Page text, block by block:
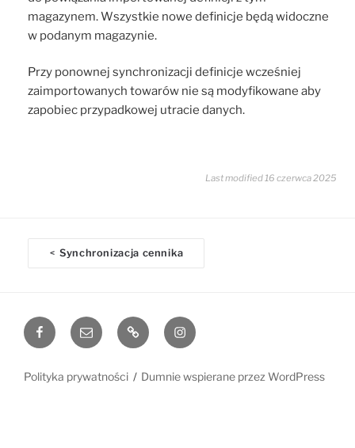
magazynem. Wszystkie nowe definicje będą widoczne
w podanym magazynie.
Przy ponownej synchronizacji definicje wcześniej
zaimportowanych towarów nie są modyfikowane aby
zapobiec przypadkowej utracie danych.
Last modified 16 czerwca 2025
o
a
v
g
< Synchronizacja cennika
FacebookEmail www Instagram
Polityka prywatności Dumnie wspierane przez WordPress